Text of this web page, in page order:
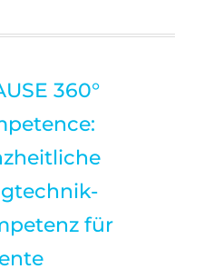
360°
für